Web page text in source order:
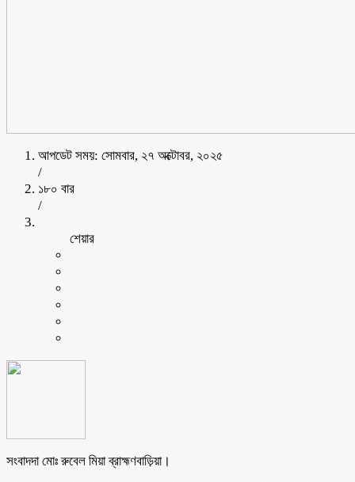
আপডেট সময়: সোমবার, ২৭ অক্টোবর, ২০২৫
/
১৮০ বার
/
শেয়ার
সংবাদদা মোঃ রুবেল মিয়া ব্রাহ্মণবাড়িয়া।